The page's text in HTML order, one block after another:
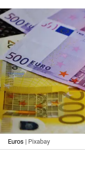
Euros | Pixabay